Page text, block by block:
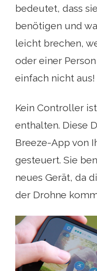
bedeutet, dass
benötigen und
leicht brechen,
oder einer
einfach nicht aus!
Kein Controller
enthalten. Diese
Breeze-App von
gesteuert. Sie
neues Gerät, da
der Drohne